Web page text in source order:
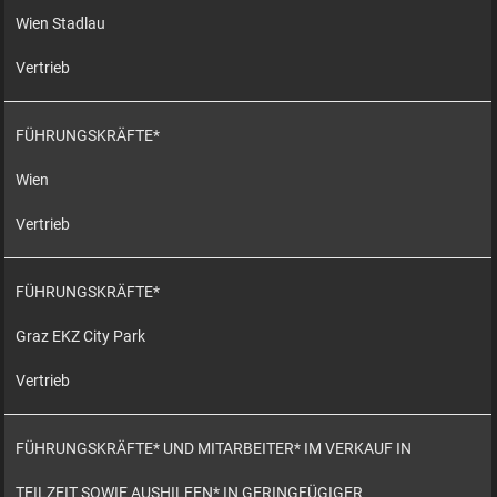
Wien Stadlau
Vertrieb
FÜHRUNGSKRÄFTE*
Wien
Vertrieb
FÜHRUNGSKRÄFTE*
Graz EKZ City Park
Vertrieb
FÜHRUNGSKRÄFTE* UND MITARBEITER* IM VERKAUF IN
TEILZEIT SOWIE AUSHILFEN* IN GERINGFÜGIGER